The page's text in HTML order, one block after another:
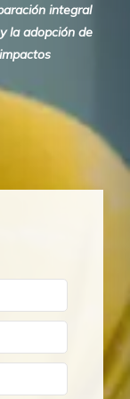
integral
la adopción de